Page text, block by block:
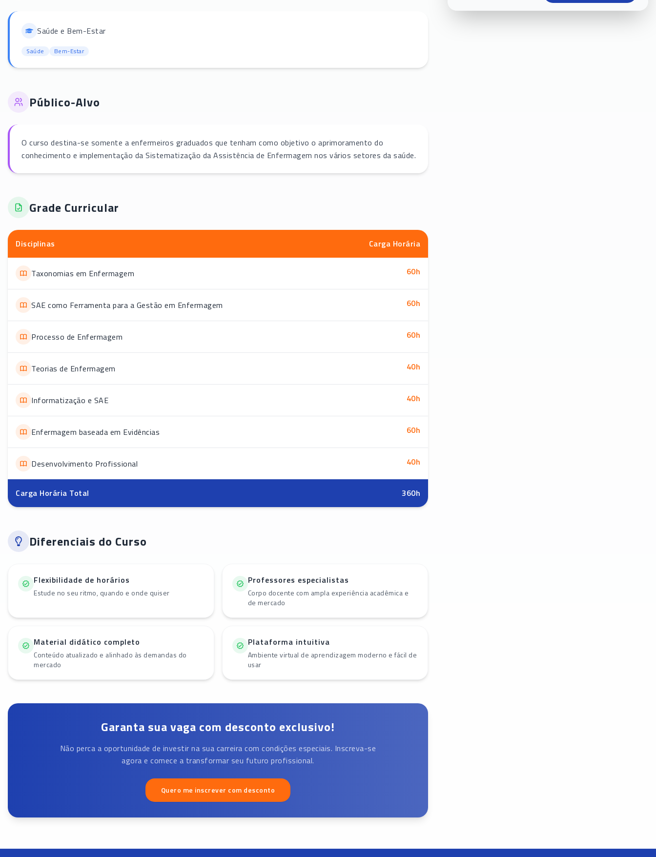
Saúde e Bem-Estar
Saúde Bem-Estar
Público-Alvo
O curso destina-se somente a enfermeiros graduados que tenham como objetivo o aprimoramento do
conhecimento e implementação da Sistematização da Assistência de Enfermagem nos vários setores da saúde.
Grade Curricular
Disciplinas Carga Horária
Taxonomias em Enfermagem 60h
SAE como Ferramenta para a Gestão em Enfermagem 60h
Processo de Enfermagem 60h
Teorias de Enfermagem 40h
Informatização e SAE 40h
Enfermagem baseada em Evidências 60h
Desenvolvimento Profissional 40h
Carga Horária Total 360h
Diferenciais do Curso
Flexibilidade de horários
Estude no seu ritmo, quando e onde quiser
Professores especialistas
Corpo docente com ampla experiência acadêmica e
de mercado
Material didático completo
Conteúdo atualizado e alinhado às demandas do
mercado
Plataforma intuitiva
Ambiente virtual de aprendizagem moderno e fácil de
usar
Garanta sua vaga com desconto exclusivo!
Não perca a oportunidade de investir na sua carreira com condições especiais. Inscreva-se
agora e comece a transformar seu futuro profissional.
Quero me inscrever com desconto